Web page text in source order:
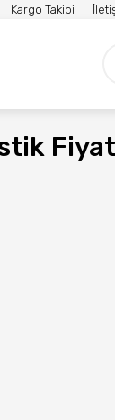
Kargo Takibi